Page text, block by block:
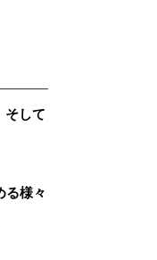
そして
る様々